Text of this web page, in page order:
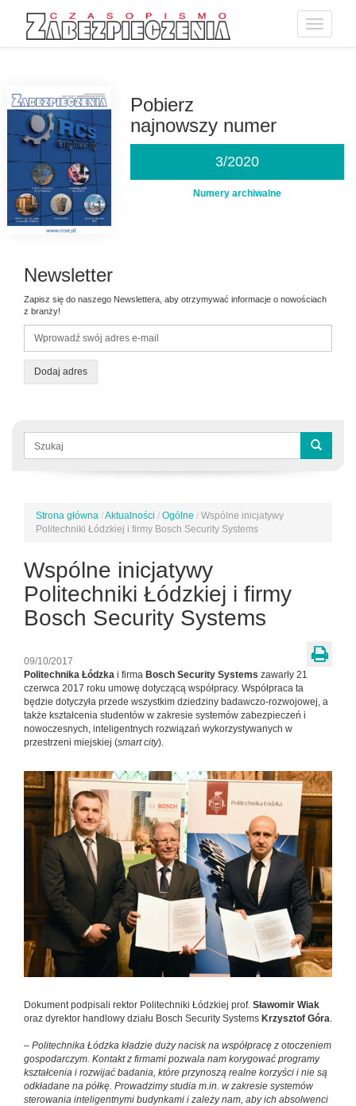
Toggle
Pobierz
najnowszy numer
3/2020
Numery archiwalne
Newsletter
Zapisz się do naszego Newslettera, aby otrzymywać informacje o nowościach
z branży!
Dodaj adres
Formularz
wyszukiwania
Jesteś
tutaj
Strona główna /Aktualności / Ogólne / Wspólne inicjatywy
Politechniki Łódzkiej i firmy Bosch Security Systems
Wspólne inicjatywy
Politechniki Łódzkiej i firmy
Bosch Security Systems
09/10/2017
Politechnika Łódzka i firma Bosch Security Systems zawarły 21
czerwca 2017 roku umowę dotyczącą współpracy. Współpraca ta
będzie dotyczyła przede wszystkim dziedziny badawczo-rozwojowej, a
także kształcenia studentów w zakresie systemów zabezpieczeń i
nowoczesnych, inteligentnych rozwiązań wykorzystywanych w
przestrzeni miejskiej (smart city).
Dokument podpisali rektor Politechniki Łódzkiej prof. Sławomir Wiak
oraz dyrektor handlowy działu Bosch Security Systems Krzysztof Góra.
– Politechnika Łódzka kładzie duży nacisk na współpracę z otoczeniem
gospodarczym. Kontakt z firmami pozwala nam korygować programy
kształcenia i rozwijać badania, które przynoszą realne korzyści i nie są
odkładane na półkę. Prowadzimy studia m.in. w zakresie systemów
sterowania inteligentnymi budynkami i zależy nam, aby ich absolwenci